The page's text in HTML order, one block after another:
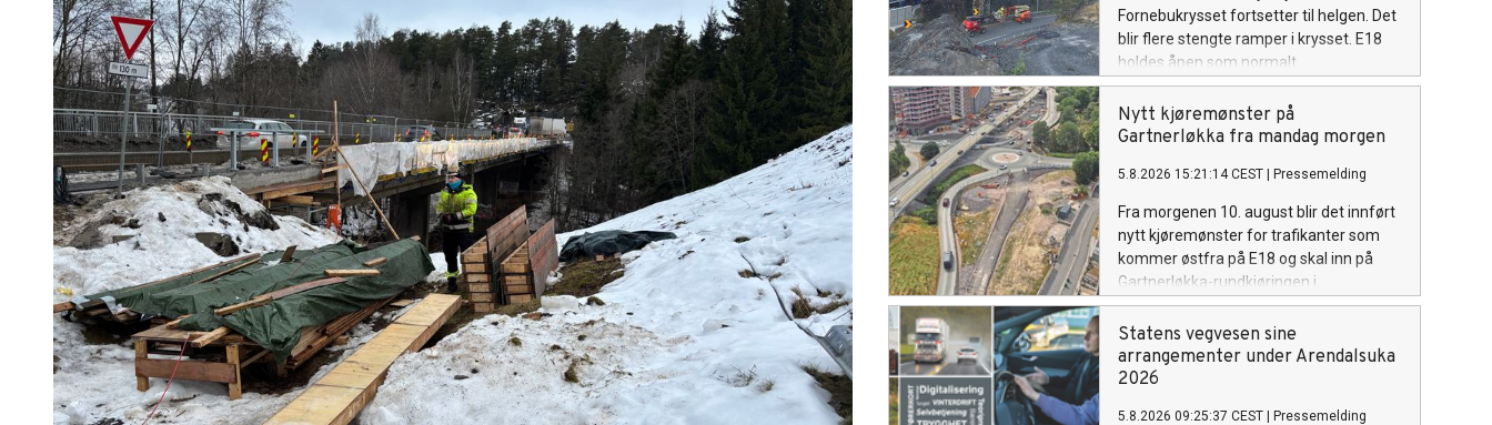
Fornebukrysset fortsetter til helgen. Det
blir flere stengte ramper i krysset. E18
holdes åpen som normalt.
Nytt kjøremønster på
Gartnerløkka fra mandag morgen
5.8.2026 15:21:14 CEST Pressemelding
Fra morgenen 10. august blir det innført
nytt kjøremønster for trafikanter som
kommer østfra på E18 og skal inn på
Gartnerløkka-rundkjøringen i
Kristiansand.
Statens vegvesen sine
arrangementer under Arendalsuka
2026
5.8.2026 09:25:37 CEST Pressemelding